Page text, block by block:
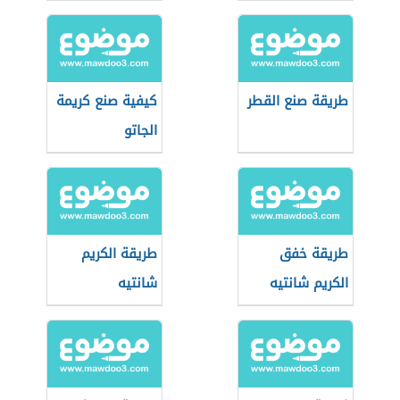
شانتيه
طريقة صنع القطر
كيفية صنع كريمة
الجاتو
طريقة خفق
الكريم شانتيه
طريقة الكريم
شانتيه